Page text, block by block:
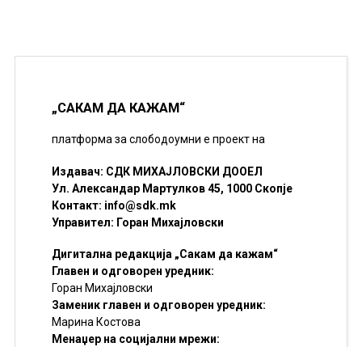
„САКАМ ДА КАЖАМ“
платформа за слободоумни е проект на
Издавач: СДК МИХАЈЛОВСКИ ДООЕЛ
Ул. Александар Мартулков 45, 1000 Скопје
Контакт: info@sdk.mk
Управител: Горан Михајловски
Дигитална редакција „Сакам да кажам“
Главен и одговорен уредник:
Горан Михајловски
Заменик главен и одговорен уредник:
Марина Костова
Менаџер на социјални мрежи: